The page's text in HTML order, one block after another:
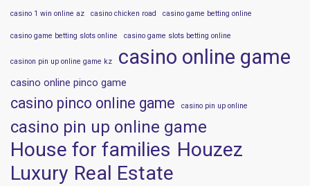
casino 1 win online az casino chicken road casino game betting online
casino game betting slots online casino game slots betting online
casinon pin up online game kz casino online game
casino online pinco game
casino pinco online game casino pin up online
casino pin up online game
House for families Houzez
Luxury Real Estate